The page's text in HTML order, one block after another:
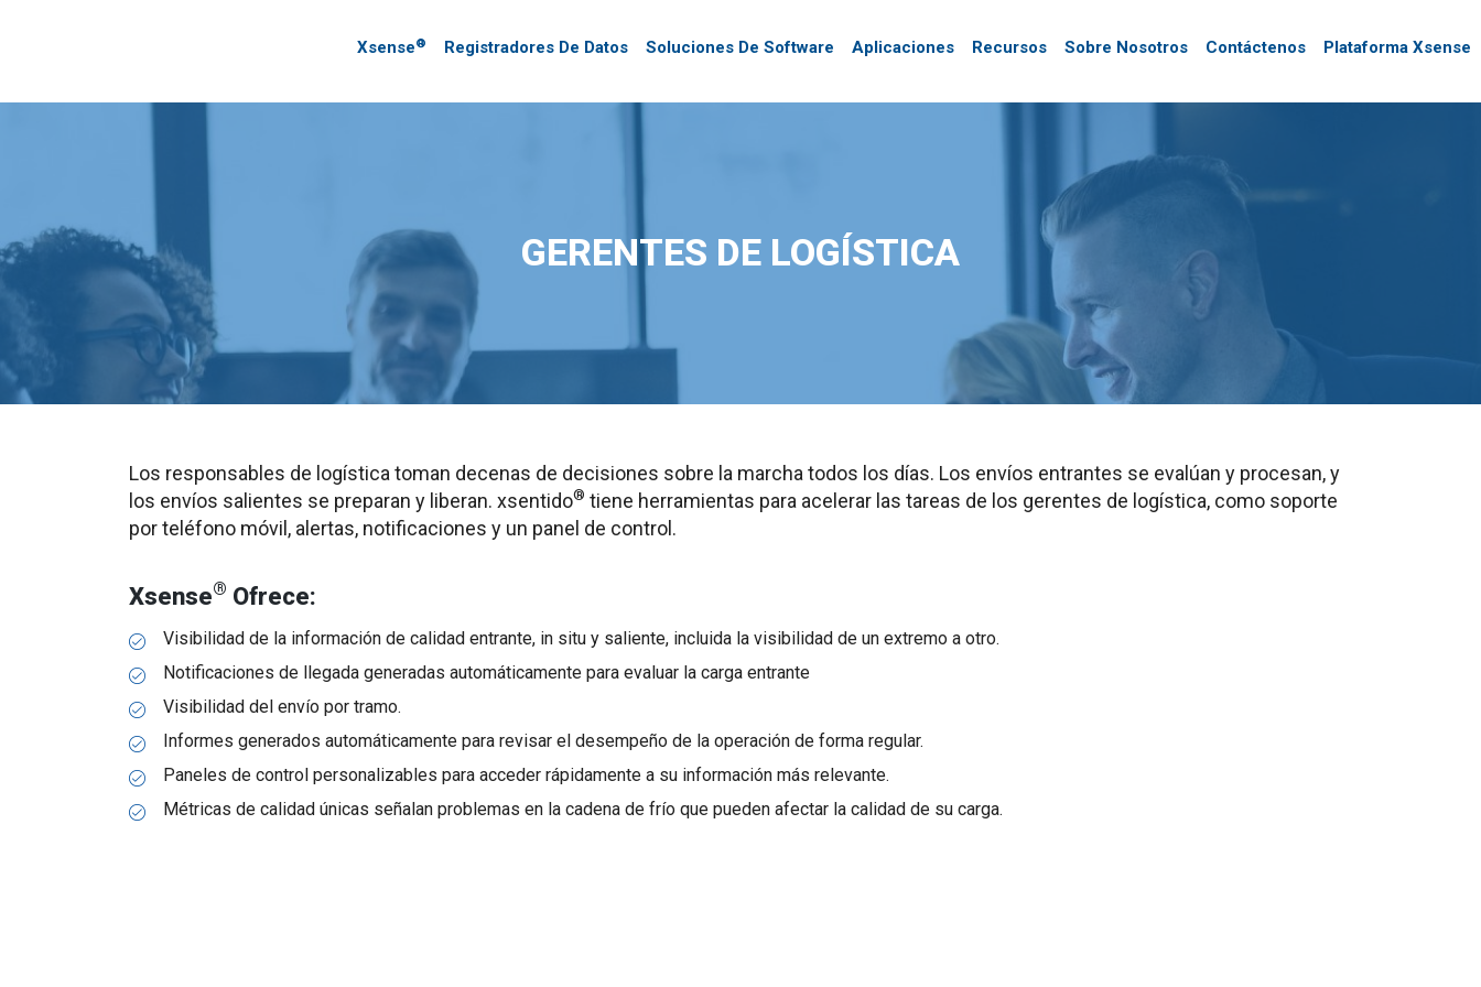
Xsense® Registradores De Datos Soluciones De Software Aplicaciones Recursos Sobre Nosotros Contáctenos Plataforma Xsense
GERENTES DE LOGÍSTICA
Los responsables de logística toman decenas de decisiones sobre la marcha todos los días. Los envíos entrantes se evalúan y procesan, y
los envíos salientes se preparan y liberan. xsentido® tiene herramientas para acelerar las tareas de los gerentes de logística, como soporte
por teléfono móvil, alertas, notificaciones y un panel de control.
Xsense® Ofrece:
Visibilidad de la información de calidad entrante, in situ y saliente, incluida la visibilidad de un extremo a otro.
Notificaciones de llegada generadas automáticamente para evaluar la carga entrante
Visibilidad del envío por tramo.
Informes generados automáticamente para revisar el desempeño de la operación de forma regular.
Paneles de control personalizables para acceder rápidamente a su información más relevante.
Métricas de calidad únicas señalan problemas en la cadena de frío que pueden afectar la calidad de su carga.